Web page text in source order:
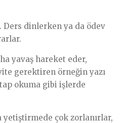
Ders dinlerken ya da ödev
yavaş hareket eder,
gerektiren örneğin yazı
okuma gibi işlerde
yetiştirmede çok zorlanırlar,